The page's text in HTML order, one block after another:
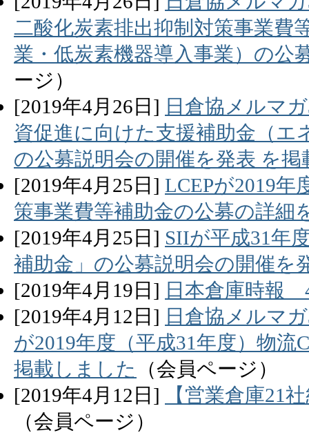
二酸化炭素排出抑制対策事業費
業・低炭素機器導入事業）の公
ージ）
[2019年4月 26 日] 日倉協メルマ
資促進に向けた支援補助金（エ
の公募説明会の開催を発表 を
[2019年4月 25 日] LCEPが2019年
策事業費等補助金の公募の詳細
[2019年4月 25 日] SIIが平成31年
補助金」の公募説明会の開催を
[2019年4月 19 日] 日本倉庫時報
[2019年4月 12 日] 日倉協メルマ
が2019年度（平成31年度）物
掲載しました
（会員ページ）
[2019年4月 12 日]
【営業倉庫21
（会員ページ）